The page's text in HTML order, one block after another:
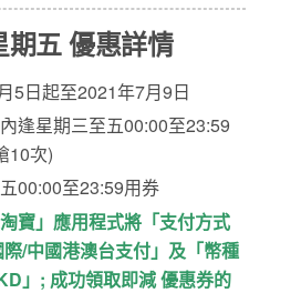
期五 優惠詳情
5日起至2021年7月9日
逢星期三至五00:00至23:59
10次)
00:00至23:59用券
寶」應用程式將「支付方式
/中國港澳台支付」及「幣種
」; 成功領取即減 優惠券的